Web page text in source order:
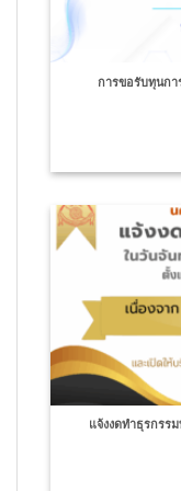
การขอรับทุนกา
แจ้งงดทำธุรกรร